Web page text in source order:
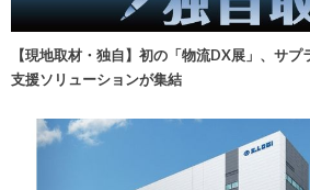
【現地取材・独自】初の「物流DX展」、サ
支援ソリューションが集結